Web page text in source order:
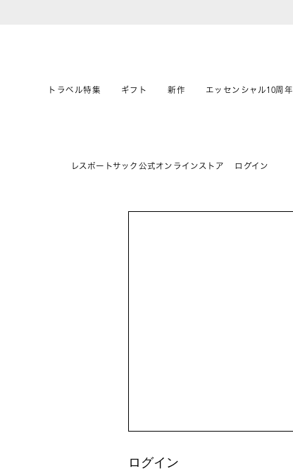
トラベル特集 ギフト 新作 エッセンシャル10周年
レスポートサック公式オンラインストア ログイン
ログイン